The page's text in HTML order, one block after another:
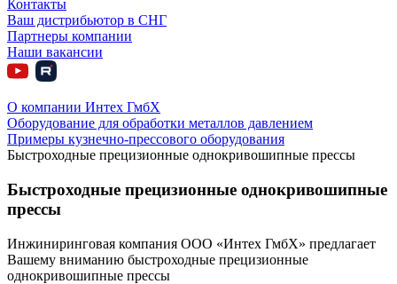
Контакты
Ваш дистрибьютор в СНГ
Партнеры компании
Наши вакансии
О компании Интех ГмбХ
Оборудование для обработки металлов давлением
Примеры кузнечно-прессового оборудования
Быстроходные прецизионные однокривошипные прессы
Быстроходные прецизионные однокривошипные
прессы
Инжиниринговая компания ООО «Интех ГмбХ» предлагает
Вашему вниманию быстроходные прецизионные
однокривошипные прессы